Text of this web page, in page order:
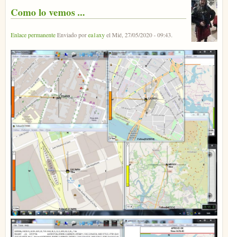
Como lo vemos ...
Enlace permanenteEnviado porea1axyelMié, 27/05/2020 - 09:43.